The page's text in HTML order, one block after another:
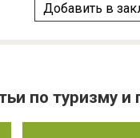
Добавить в
по туризму и